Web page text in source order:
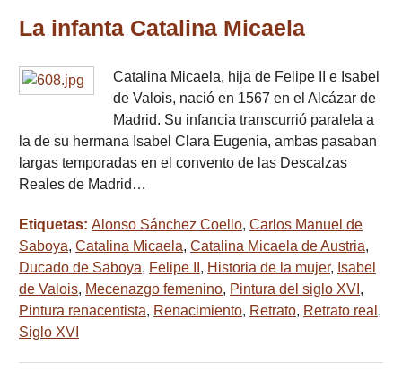
La infanta Catalina Micaela
Catalina Micaela, hija de Felipe II e Isabel
de Valois, nació en 1567 en el Alcázar de
Madrid. Su infancia transcurrió paralela a
la de su hermana Isabel Clara Eugenia, ambas pasaban
largas temporadas en el convento de las Descalzas
Reales de Madrid…
Etiquetas: Alonso Sánchez Coello, Carlos Manuel de
Saboya, Catalina Micaela, Catalina Micaela de Austria,
Ducado de Saboya, Felipe II , Historia de la mujer, Isabel
de Valois, Mecenazgo femenino, Pintura del siglo XVI ,
Pintura renacentista, Renacimiento, Retrato, Retrato real ,
Siglo XVI